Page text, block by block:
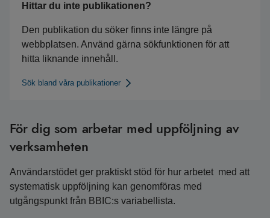
Hittar du inte publikationen?
Den publikation du söker finns inte längre på
webbplatsen. Använd gärna sökfunktionen för att
hitta liknande innehåll.
Sök bland våra publikationer
För dig som arbetar med uppföljning av
verksamheten
Användarstödet ger praktiskt stöd för hur arbetet med att
systematisk uppföljning kan genomföras med
utgångspunkt från BBIC:s variabellista.